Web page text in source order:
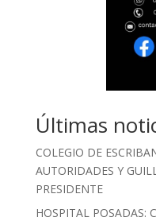
Últimas
COLEGIO DE
AUTORIDADES Y
PRESIDENTE
HOSPITAL POSADAS: